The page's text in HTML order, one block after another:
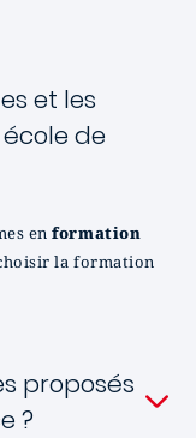
et les
de
enformation
la formation
proposés
?